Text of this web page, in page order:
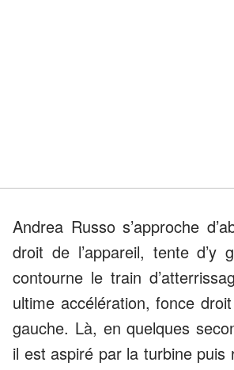
Andrea Russo s’approche
droit de l’appareil, tente d’y
contourne le train
ultime accélération, fonce
gauche. Là, en quelques
il est aspiré par la turbine puis